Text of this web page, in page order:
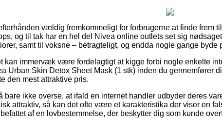
vældig fremkommeligt for forbrugerne at finde frem
og til tak har en hel del Nivea online outlets set sig
samt til voksne – betragteligt, og endda nogle gange byde
kan immervæk være fordelagtigt at kigge forbi nogle enkelte
Urban Skin Detox Sheet Mask (1 stk) inden du gennemfører
den mest attraktive pris.
bare ikke overse, at ifald en internet handler udbyder deres
attraktiv, så kan det ofte være et karakteristika der viser en
af en lovbestemmelse, der beskytter dig som kunde